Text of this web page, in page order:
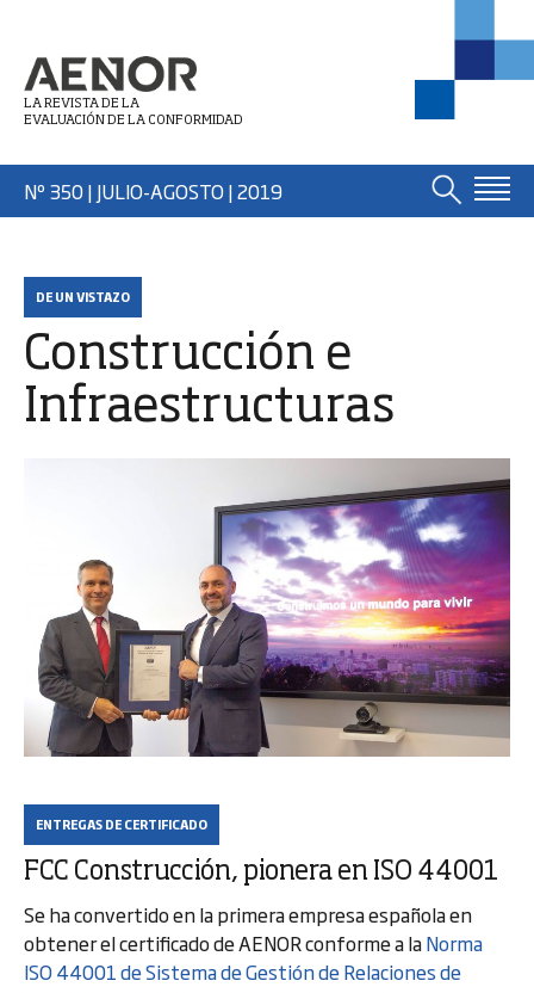
LA REVISTA DE LA
EVALUACIÓN DE LA CONFORMIDAD
Nº 350 | JULIO-AGOSTO| 2019
DE UN VISTAZO
Construcción e
Infraestructuras
ENTREGAS DE CERTIFICADO
FCC Construcción, pionera en ISO 44001
Se ha convertido en la primera empresa española en
obtener el certificado de AENOR conforme a laNorma
ISO 44001 de Sistema de Gestión de Relaciones de